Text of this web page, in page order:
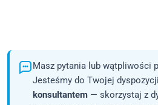
Masz pytania lub wątpliwości
Jesteśmy do Twojej
konsultantem — skorzystaj z